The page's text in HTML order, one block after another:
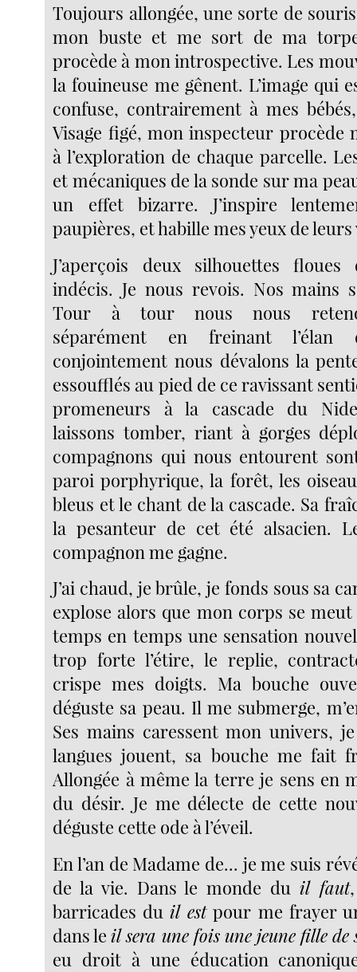
Toujours allongée, une sorte de
mon buste et me sort de ma
procède à mon introspective. Les
la fouineuse me gênent. L’image qui
confuse, contrairement à mes
Visage figé, mon inspecteur procède
à l’exploration de chaque parcelle.
et mécaniques de la sonde sur ma
un effet bizarre. J’inspire
paupières, et habille mes yeux de leurs
J’aperçois deux silhouettes
indécis. Je nous revois. Nos mains
Tour à tour nous nous
séparément en freinant l’élan
conjointement nous dévalons la
essoufflés au pied de ce ravissant
promeneurs à la cascade du
laissons tomber, riant à gorges
compagnons qui nous entourent
paroi porphyrique, la forêt, les
bleus et le chant de la cascade. Sa
la pesanteur de cet été alsacien.
compagnon me gagne.
J’ai chaud, je brûle, je fonds sous sa
explose alors que mon corps se
temps en temps une sensation
trop forte l’étire, le replie,
crispe mes doigts. Ma bouche
déguste sa peau. Il me submerge,
Ses mains caressent mon univers,
langues jouent, sa bouche me fait
Allongée à même la terre je sens en
du désir. Je me délecte de cette
déguste cette ode à l’éveil.
En l’an de Madame de... je me suis
de la vie. Dans le monde du il faut
barricades du il estpour me frayer
dans leil sera une fois une jeune fille de
eu droit à une éducation